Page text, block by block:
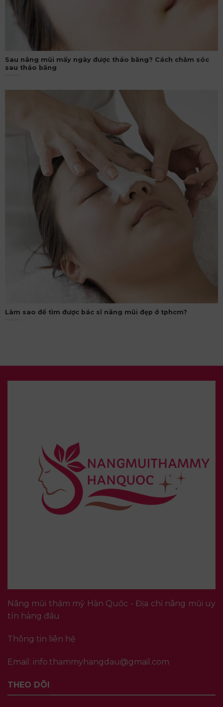
Sau nâng mũi mấy ngày được tháo băng? Cách chăm sóc
sau tháo băng
Làm sao để tìm được bác sĩ nâng mũi đẹp ở tphcm?
Nâng mũi thẩm mỹ Hàn Quốc - Địa chỉ nâng mũi uy
tín hàng đầu
Thông tin liên hệ
Email: info.thammyhangdau@gmail.com
THEO DÕI